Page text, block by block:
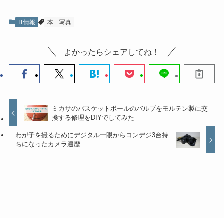
IT情報 本 写真
よかったらシェアしてね！
ミカサのバスケットボールのバルブをモルテン製に交
換する修理をDIYでしてみた
わが子を撮るためにデジタル一眼からコンデジ3台持
ちになったカメラ遍歴